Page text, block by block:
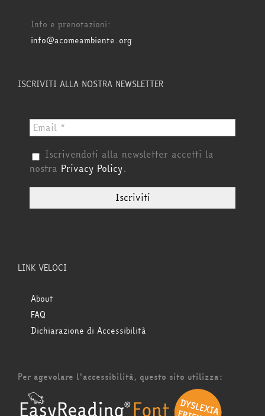
Info e prenotazioni:
info@acomeambiente.org
ISCRIVITI ALLA NOSTRA NEWSLETTER
Iscrivendoti alla newsletter accetti la
nostra Privacy Policy.
LINK VELOCI
About
FAQ
Dichiarazione di Accessibilità
Per agevolare l'accessibilità, questo sito utilizza: